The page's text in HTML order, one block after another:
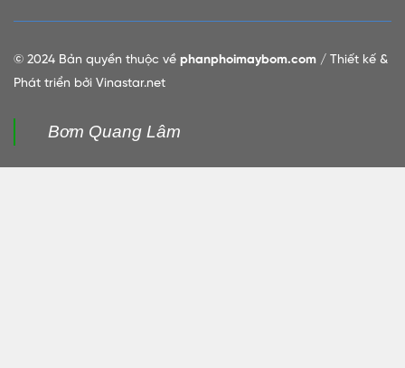
© 2024 Bản quyền thuộc về phanphoimaybom.com/ Thiết kế &
Phát triển bởi Vinastar.net
Bơm Quang Lâm